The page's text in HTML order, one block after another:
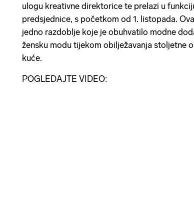
ulogu kreativne direktorice te prelazi u
predsjednice, s početkom od 1. listopada.
jedno razdoblje koje je obuhvatilo modne
žensku modu tijekom obilježavanja stoljetne
kuće.
POGLEDAJTE VIDEO: